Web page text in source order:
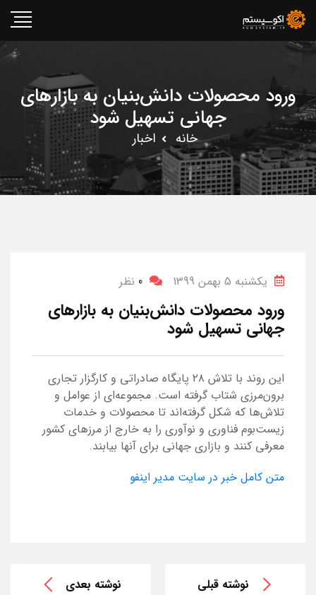
ورود محصولات دانش‌بنیان به بازارهای
جهانی تسهیل شود
خانه اخبار
یکشنبه 5 بهمن 1399 0 نظر
ورود محصولات دانش‌بنیان به بازارهای
جهانی تسهیل شود
این روند با تلاش ۲۸ پایگاه صادراتی و کارگزار تجاری
برون‌مرزی شتاب گرفته است. مجموعه‌ای از عوامل و
تلاش‌ها که شکل گرفته‌اند تا محصولات و خدمات
زیست‌بوم فناوری و نوآوری را به خارج از مرزهای کشور
معرفی کنند و بازاری جهانی برای آنها بیابند.
متن کامل خبر در سایت مدیر اینفو
نوشته قبلی نوشته بعدی